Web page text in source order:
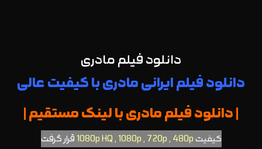
دانلود فیلم مادری
دانلود فیلم ایرانی مادریبا کیفیت عالی
|دانلود فیلم مادریبا لینک مستقیم |
کیفیت1080p HQ , 1080p , 720p , 480pقرار گرفت